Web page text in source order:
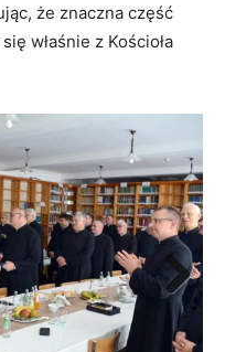
że znaczna część
właśnie z Kościoła
Next